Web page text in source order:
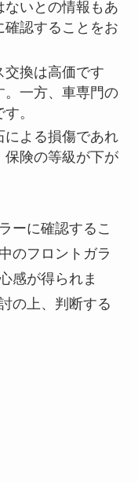
ないとの情報もあ
確認することをお
交換は高価です
。一方、車専門の
。
による損傷であれ
保険の等級が下が
ーに確認するこ
のフロントガラ
感が得られま
の上、判断する